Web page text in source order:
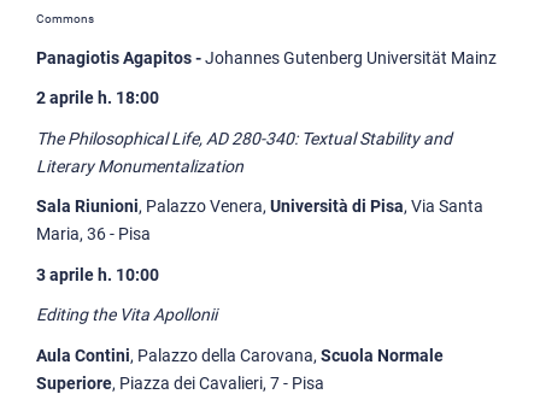
Commons
Panagiotis Agapitos -Johannes Gutenberg Universität Mainz
2 aprile h. 18:00
The Philosophical Life, AD 280-340: Textual Stability and
Literary Monumentalization
Sala Riunioni, Palazzo Venera, Università di Pisa, Via Santa
Maria, 36 - Pisa
3 aprile h. 10:00
Editing the Vita Apollonii
Aula Contini, Palazzo della Carovana, Scuola Normale
Superiore, Piazza dei Cavalieri, 7 - Pisa